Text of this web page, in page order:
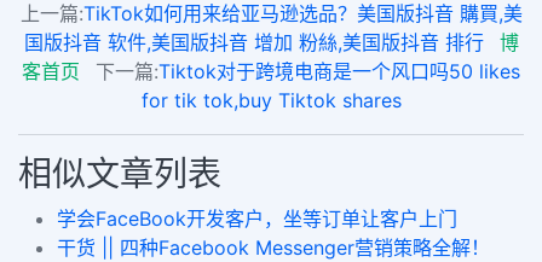
上一篇:TikTok如何用来给亚马逊选品？美国版抖音 購買,美
国版抖音 软件,美国版抖音 增加 粉絲,美国版抖音 排行
博
客首页
下一篇:Tiktok对于跨境电商是一个风口吗50 likes
for tik tok,buy Tiktok shares
相似文章列表
学会FaceBook开发客户，坐等订单让客户上门
干货 || 四种Facebook Messenger营销策略全解！